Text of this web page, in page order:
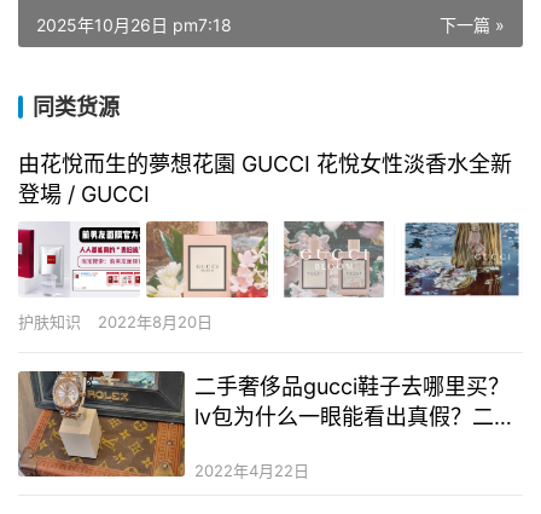
下一篇 »
2025年10月26日 pm7:18
同类货源
由花悅而生的夢想花園 GUCCI 花悅女性淡香水全新
登場 / GUCCI
护肤知识 2022年8月20日
二手奢侈品gucci鞋子去哪里买？
lv包为什么一眼能看出真假？二手
2022年4月22日